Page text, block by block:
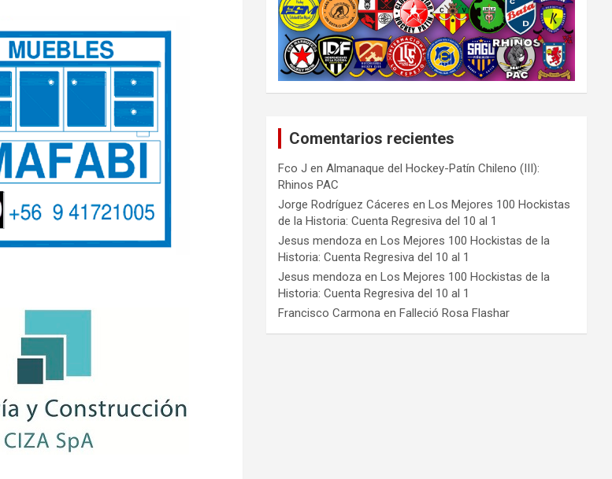
Comentarios recientes
Fco J enAlmanaque del Hockey-Patín Chileno (III):
Rhinos PAC
Jorge Rodríguez Cáceres enLos Mejores 100 Hockistas
de la Historia: Cuenta Regresiva del 10 al 1
Jesus mendoza enLos Mejores 100 Hockistas de la
Historia: Cuenta Regresiva del 10 al 1
Jesus mendoza enLos Mejores 100 Hockistas de la
Historia: Cuenta Regresiva del 10 al 1
Francisco Carmona enFalleció Rosa Flashar